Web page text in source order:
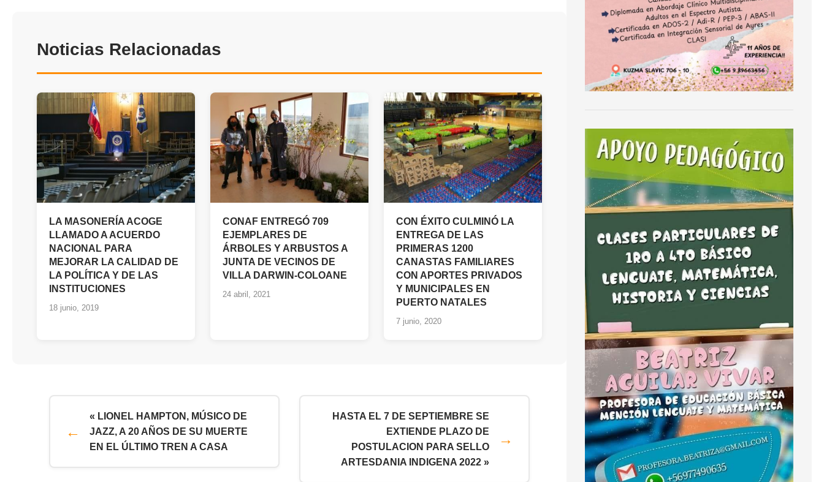
Noticias Relacionadas
LA MASONERÍA ACOGE
LLAMADO A ACUERDO
NACIONAL PARA
MEJORAR LA CALIDAD DE
LA POLÍTICA Y DE LAS
INSTITUCIONES
18 junio, 2019
CONAF ENTREGÓ 709
EJEMPLARES DE
ÁRBOLES Y ARBUSTOS A
JUNTA DE VECINOS DE
VILLA DARWIN-COLOANE
24 abril, 2021
CON ÉXITO CULMINÓ LA
ENTREGA DE LAS
PRIMERAS 1200
CANASTAS FAMILIARES
CON APORTES PRIVADOS
Y MUNICIPALES EN
PUERTO NATALES
7 junio, 2020
« LIONEL HAMPTON, MÚSICO DE
JAZZ, A 20 AÑOS DE SU MUERTE
EN EL ÚLTIMO TREN A CASA
HASTA EL 7 DE SEPTIEMBRE SE
EXTIENDE PLAZO DE
POSTULACION PARA SELLO
ARTESDANIA INDIGENA 2022 »